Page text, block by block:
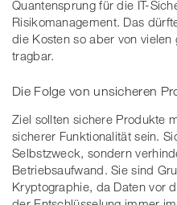
Quantensprung für die IT-
Risikomanagement. Das
die Kosten so aber von
tragbar.
Die Folge von unsicheren
Ziel sollten sichere Produkte
sicherer Funktionalität sein.
Selbstzweck, sondern
Betriebsaufwand. Sie sind
Kryptographie, da Daten vor